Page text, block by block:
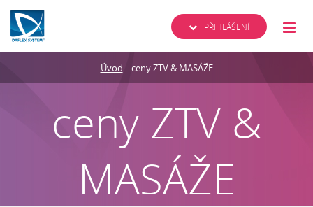
PŘIHLÁŠENÍ
Úvod ceny ZTV & MASÁŽE
ceny ZTV &
MASÁŽE